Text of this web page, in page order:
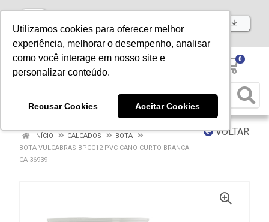
Utilizamos cookies para oferecer melhor
experiência, melhorar o desempenho, analisar
como você interage em nosso site e
personalizar conteúdo.
Recusar Cookies Aceitar Cookies
Baixe já nosso APP
0
VOLTAR
INÍCIO CALCADOS
BOTA
BOTA VULCABRAS BPCC12 PVC CANO CURTO BRANCA
CA 36939